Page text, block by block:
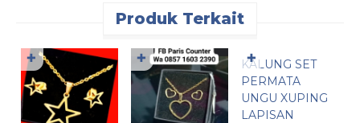
Produk Terkait
✚ ✚
KALUNG SET
PERMATA
UNGU XUPING
LAPISAN
✚